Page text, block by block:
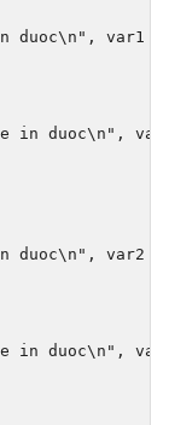
duoc\n" , var1
in duoc\n" ,
duoc\n" , var2
in duoc\n" ,